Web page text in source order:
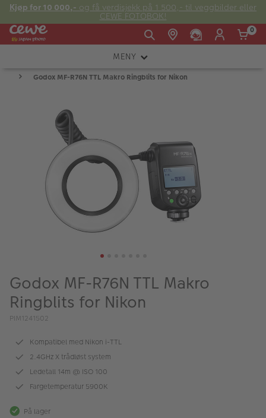
Kjøp for 10 000,- og få verdisjekk på 1 500,- til veggbilder eller
CEWE FOTOBOK!
Fre:
20:00
Søndag:
E-post:
kundeservice@japanphoto.no
0
MENY
KAMERA
FOTOTILBEHØR
LYS OG STUDIO
INSTANTFOTO
Kampanjer
Merker
Lagersalg
Bildeprodukter
Fotokurs
Godox MF-R76N TTL Makro Ringblits for Nikon
Godox MF-R76N TTL Makro
Ringblits for Nikon
PIM1241502
Kompatibel med Nikon i-TTL
2.4GHz X trådløst system
Ledetall 14m @ ISO 100
Fargetemperatur 5900K
På lager